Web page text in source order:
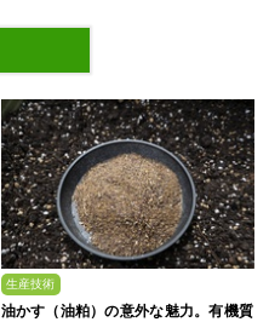
生産技術
油かす（油粕）の意外な魅力。有機質